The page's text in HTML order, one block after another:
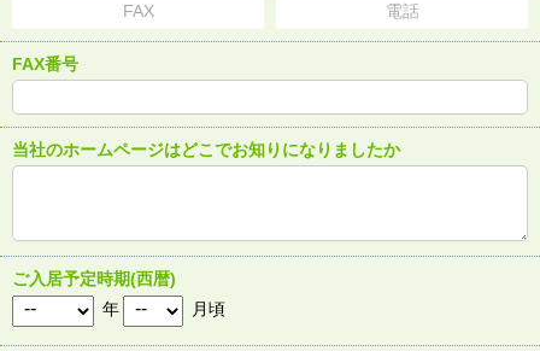
FAX 電話
FAX番号
当社のホームページはどこでお知りになりましたか
ご入居予定時期(西暦)
年
月頃